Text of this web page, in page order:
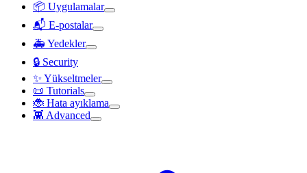
📦 Uygulamalar
📬 E-postalar
🚑 Yedekler
🔒 Security
✨ Yükseltmeler
📜 Tutorials
🐞 Hata ayıklama
👾 Advanced